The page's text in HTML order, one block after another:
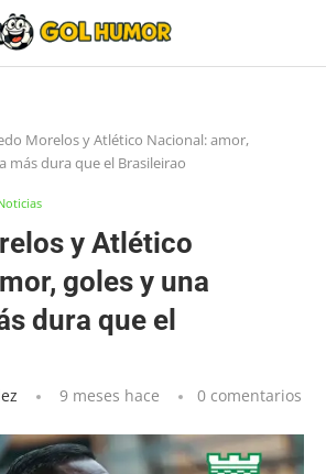
Morelos y Atlético Nacional: amor,
más dura que el Brasileirao
y Atlético
goles y una
dura que el
9 meses hace 0 comentarios